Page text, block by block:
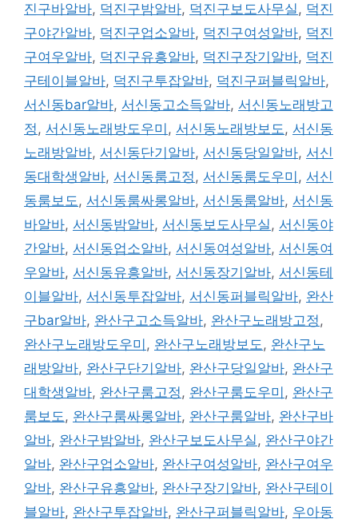
진구바알바, 덕진구밤알바, 덕진구보도사무실, 덕진
구야간알바, 덕진구업소알바, 덕진구여성알바, 덕진
구여우알바, 덕진구유흥알바, 덕진구장기알바, 덕진
구테이블알바, 덕진구투잡알바, 덕진구퍼블릭알바,
서신동bar알바, 서신동고소득알바, 서신동노래방고
정, 서신동노래방도우미 , 서신동노래방보도, 서신동
노래방알바, 서신동단기알바, 서신동당일알바, 서신
동대학생알바, 서신동룸고정, 서신동룸도우미 , 서신
동룸보도, 서신동룸싸롱알바, 서신동룸알바, 서신동
바알바, 서신동밤알바, 서신동보도사무실, 서신동야
간알바, 서신동업소알바, 서신동여성알바, 서신동여
우알바, 서신동유흥알바, 서신동장기알바, 서신동테
이블알바, 서신동투잡알바, 서신동퍼블릭알바, 완산
구bar알바, 완산구고소득알바, 완산구노래방고정,
완산구노래방도우미 , 완산구노래방보도, 완산구노
래방알바, 완산구단기알바, 완산구당일알바, 완산구
대학생알바, 완산구룸고정, 완산구룸도우미 , 완산구
룸보도, 완산구룸싸롱알바, 완산구룸알바, 완산구바
알바, 완산구밤알바, 완산구보도사무실, 완산구야간
알바, 완산구업소알바, 완산구여성알바, 완산구여우
알바, 완산구유흥알바, 완산구장기알바, 완산구테이
블알바, 완산구투잡알바, 완산구퍼블릭알바, 우아동